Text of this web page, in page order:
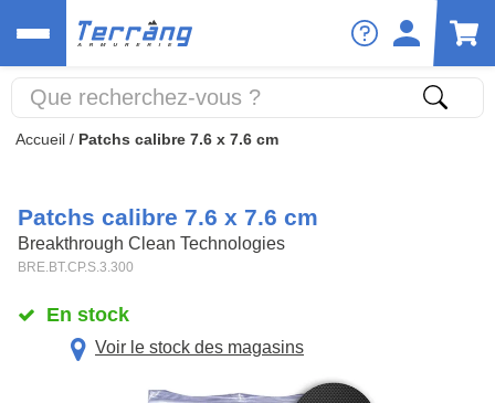
Accueil / Patchs calibre 7.6 x 7.6 cm
Patchs calibre 7.6 x 7.6 cm
Breakthrough Clean Technologies
BRE.BT.CP.S.3.300
En stock
Voir le stock des magasins